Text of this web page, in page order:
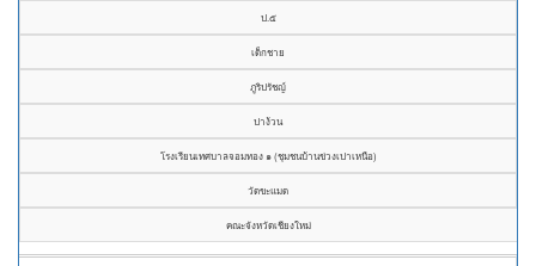
ป.๕
เด็กชาย
ภูริปรัชญ์
ปาง้วน
โรงเรียนเทศบาลจอมทอง ๑ (ชุมชนบ้านข่วงเปาเหนือ)
วัดขะแมด
คณะจังหวัดเชียงใหม่